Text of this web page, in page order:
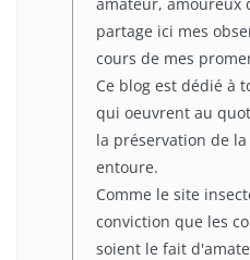
partage ici mes
cours de mes
Ce blog est dédié à
qui oeuvrent au
la préservation de
entoure.
Comme le site
conviction que les
soient le fait